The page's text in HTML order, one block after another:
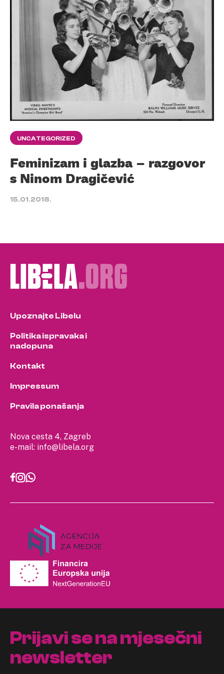
UNCATEGORIZED
Feminizam i glazba – razgovor
s Ninom Dragičević
15.01.2018.
Nova cesta 4, Zagreb
e-mail: info@libela.org
Upoznajte Libelu
Politika ispravaka i
nadopuna
Kontakt
Impressum
Pravila ponašanja
Prijavi se na mjesečni
newsletter